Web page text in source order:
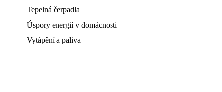
Tepelná čerpadla
Úspory energií v domácnosti
Vytápění a paliva